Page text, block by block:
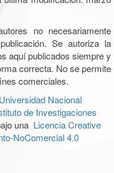
no necesariamente
Se autoriza la
aquí publicados siempre y
correcta. No se permite
comerciales.
Universidad Nacional
de Investigaciones
una Licencia Creative
NoComercial 4.0